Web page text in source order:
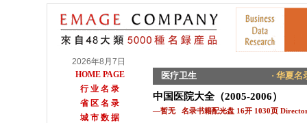
2026年8月7日
HOME PAGE
行 业 名 录
省 区 名 录
城 市 数 据
医疗卫生 · 华夏
中国医院大全（2005-2006）
—暂无 名录书籍配光盘 16开 1030页